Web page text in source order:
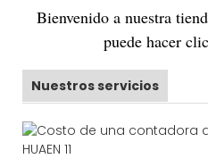
Bienvenido a nuestra
puede hacer
Nuestros servicios